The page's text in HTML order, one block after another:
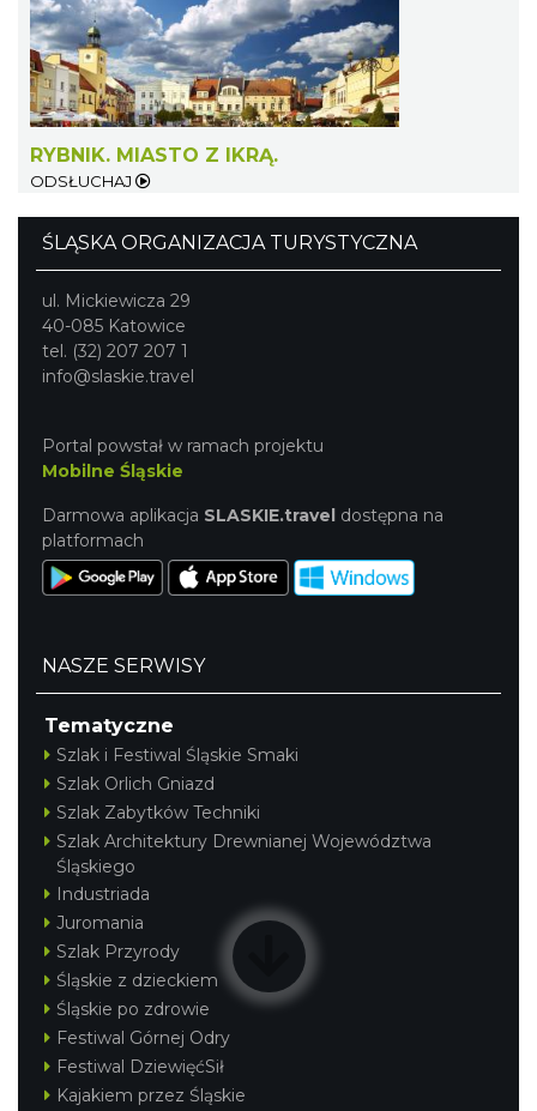
RYBNIK. MIASTO Z IKRĄ.
ODSŁUCHAJ
ŚLĄSKA ORGANIZACJA TURYSTYCZNA
ul. Mickiewicza 29
40-085 Katowice
tel. (32) 207 207 1
info@slaskie.travel
Portal powstał w ramach projektu
Mobilne Śląskie
Darmowa aplikacja SLASKIE.travel dostępna na
platformach
NASZE SERWISY
Tematyczne
Szlak i Festiwal Śląskie Smaki
Szlak Orlich Gniazd
Szlak Zabytków Techniki
Szlak Architektury Drewnianej Województwa
Śląskiego
Industriada
Juromania
Szlak Przyrody
Śląskie z dzieckiem
Śląskie po zdrowie
Festiwal Górnej Odry
Festiwal DziewięćSił
Kajakiem przez Śląskie